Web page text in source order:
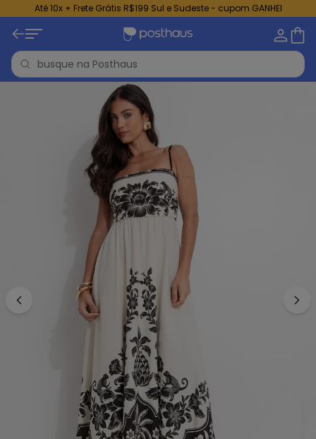
Até 10x + Frete Grátis R$199 Sul e Sudeste - cupom GANHEI